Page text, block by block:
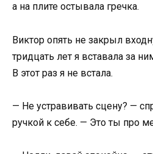
а на плите остывала гречка.
Виктор опять не закрыл
тридцать лет я вставала за
В этот раз я не встала.
— Не устравивать сцену? —
ручкой к себе. — Это ты про